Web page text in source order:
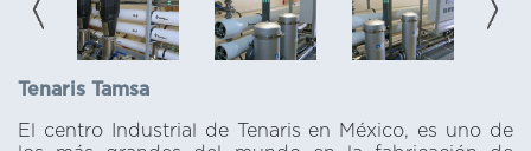
Tenaris Tamsa
El centro Industrial de Tenaris en México, es uno de